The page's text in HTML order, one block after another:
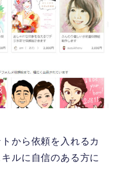
から依頼を入れるカ
ルに自信のある方に